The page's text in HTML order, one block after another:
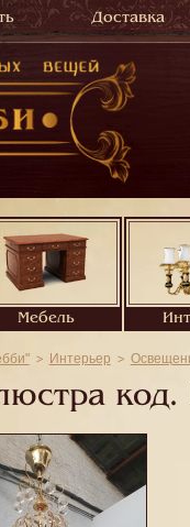
Доставка
Мебель
Интерьер
код.